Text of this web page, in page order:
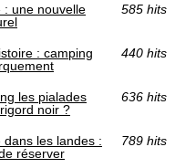
: une nouvelle
585 hits
: camping
440 hits
les pialades
noir ?
636 hits
les landes :
réserver
789 hits